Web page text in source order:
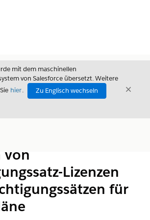
mit dem maschinellen
von Salesforce übersetzt. Weitere
hier.
Zu Englisch wechseln
von
Lizenzen
für